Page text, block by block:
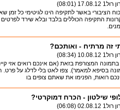
רול1
17.08.12 (08:01)
הציבורי באשר לתקיפה הינו לגיטימי כל זמן
התקיפה הכוללים בלבד ובלא שירד לפרטים
זה מרתיח - ואותכם?
רול1
10.08.12 (08:34)
בתמונה המצורפת בזאת (אם אינכם רואים אזי
בסיפא למאמר). צפו לאט בלי לדלג על פרט.
רואות, הפנימו את שאתם צופים בו
שילטון - הכרח דמוקרטי?
רול1
02.08.12 (06:08)